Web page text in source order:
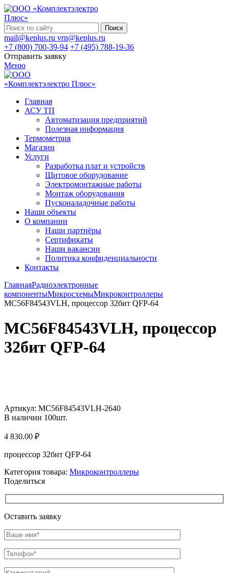
Поиск
mail@keplus.ru vrn@keplus.ru
+7 (800) 700-39-94 +7 (495) 788-19-36
Отправить заявку
Меню
Главная
АСУ ТП
Автоматизация предприятий
Полезная информация
Термометрия
Магазин
Услуги
Разработка плат и устройств
Щитовое оборудование
Электромонтажные работы
Монтаж оборудования
Пусконаладочные работы
Наши объекты
О компании
Наши партнёры
Сертификаты
Наши вакансии
Политика конфиденциальности
Контакты
ГлавнаяРадиоэлектронные
компонентыМикросхемыМикроконтроллеры
MC56F84543VLH, процессор 32бит QFP-64
MC56F84543VLH, процессор
32бит QFP-64
Артикул: MC56F84543VLH-2640
В наличии 100шт.
4 830.00 ₽
процессор 32бит QFP-64
Категория товара: Микроконтроллеры
Поделиться
Оставить заявку